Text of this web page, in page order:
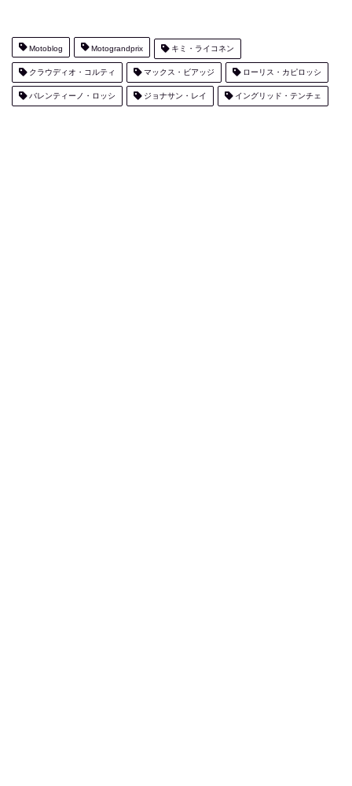
Motoblog Motograndprix キミ・ライコネン
クラウディオ・コルティ マックス・ビアッジ ローリス・カピロッシ
バレンティーノ・ロッシ ジョナサン・レイ イングリッド・テンチェ